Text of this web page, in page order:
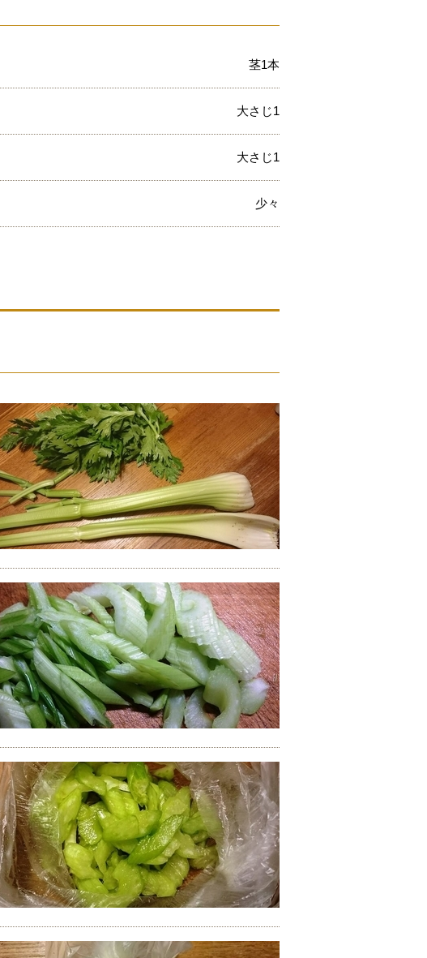
茎1本
大さじ1
大さじ1
少々